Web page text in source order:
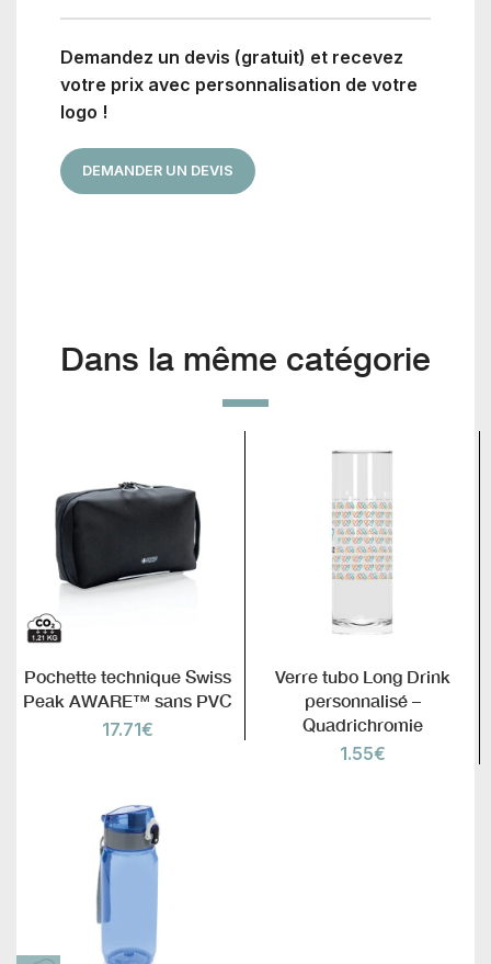
Demandez un devis (gratuit) et recevez
votre prix avec personnalisation de votre
logo !
DEMANDER UN DEVIS
Dans la même catégorie
Pochette technique Swiss
Peak AWARE™ sans PVC
17.71€
Verre tubo Long Drink
personnalisé –
Quadrichromie
1.55€